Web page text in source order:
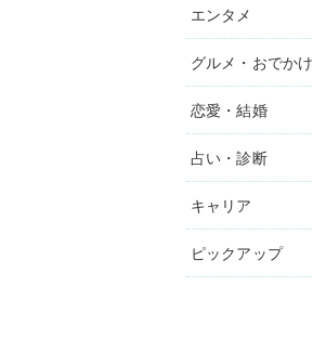
エンタメ
グルメ・おでかけ
恋愛・結婚
占い・診断
キャリア
ピックアップ